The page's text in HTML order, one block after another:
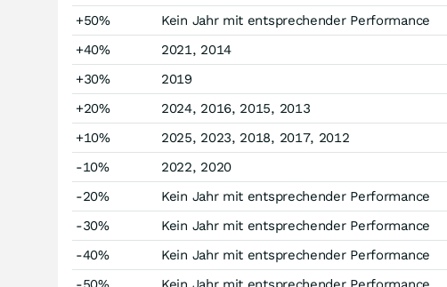
+50%
Kein Jahr mit entsprechender Performance
+40%
2021, 2014
+30%
2019
+20%
2024, 2016, 2015, 2013
+10%
2025, 2023, 2018, 2017, 2012
-10%
2022, 2020
-20%
Kein Jahr mit entsprechender Performance
-30%
Kein Jahr mit entsprechender Performance
-40%
Kein Jahr mit entsprechender Performance